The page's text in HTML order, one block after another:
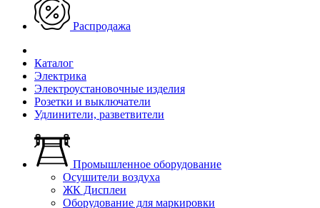
Распродажа
Каталог
Электрика
Электроустановочные изделия
Розетки и выключатели
Удлинители, разветвители
Промышленное оборудование
Осушители воздуха
ЖК Дисплеи
Оборудование для маркировки